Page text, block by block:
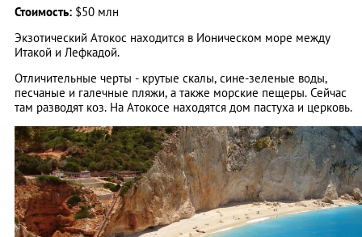
Стоимость: $50 млн
Экзотический Атокос находится в Ионическом море между
Итакой и Лефкадой.
Отличительные черты - крутые скалы, сине-зеленые воды,
песчаные и галечные пляжи, а также морские пещеры. Сейчас
там разводят коз. На Атокосе находятся дом пастуха и церковь.